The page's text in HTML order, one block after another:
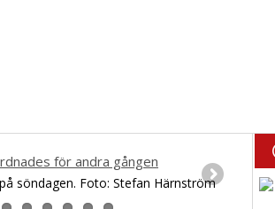
söndagen. Foto: Stefan Härnström